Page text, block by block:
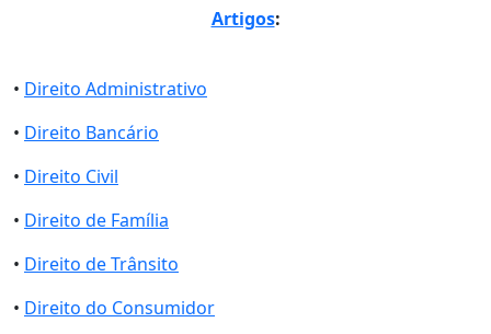
Artigos:
• Direito Administrativo
• Direito Bancário
• Direito Civil
• Direito de Família
• Direito de Trânsito
• Direito do Consumidor